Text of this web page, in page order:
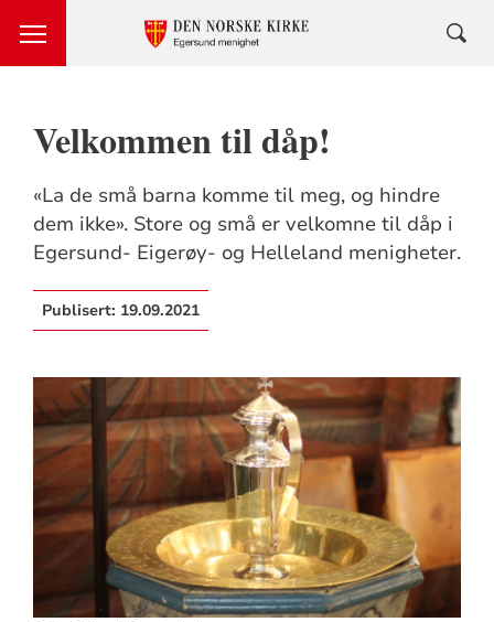
Velkommen til dåp!
«La de små barna komme til meg, og hindre
dem ikke». Store og små er velkomne til dåp i
Egersund- Eigerøy- og Helleland menigheter.
Publisert: 19.09.2021